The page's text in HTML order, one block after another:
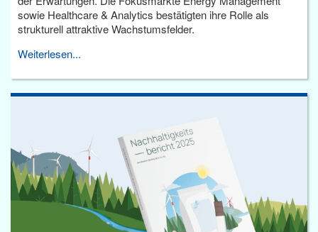
sowie Healthcare & Analytics bestätigten ihre Rolle als
strukturell attraktive Wachstumsfelder.
Weiterlesen...